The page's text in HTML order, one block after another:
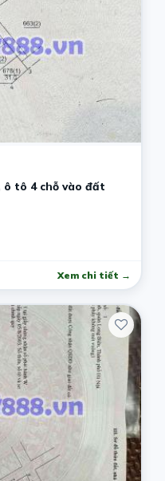
ô tô 4 chỗ vào đất
Xem chi tiết →